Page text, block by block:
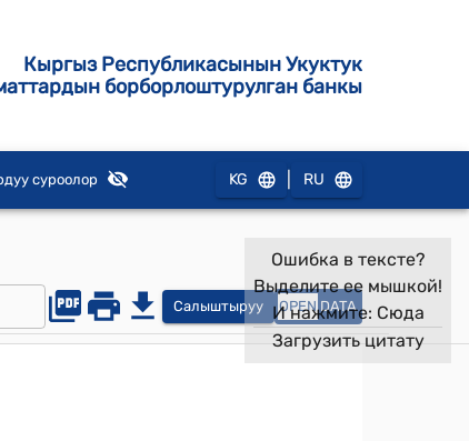
Кыргыз Республикасынын Укуктук
борборлоштурулган банкы
суроолор KG RU
Салыштыруу OPEN DATA
Ошибка в тексте?
Выделите ее мышкой!
И нажмите: Сюда
Загрузить цитату